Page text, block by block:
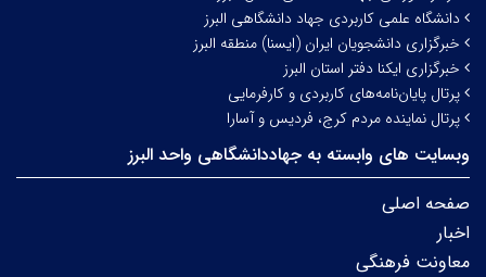
دانشگاه علمی کاربردی جهاد دانشگاهی البرز
خبرگزاری دانشجویان ایران (ایسنا) منطقه البرز
خبرگزاری ایکنا دفتر استان البرز
پرتال پایان‌نامه‌های کاربردی و کارفرمایی
پرتال نماینده مردم کرج، فردیس و آسارا
وبسایت های وابسته به جهاددانشگاهی واحد البرز
صفحه اصلی
اخبار
معاونت فرهنگی